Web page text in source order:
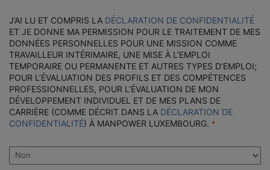
J’AI LU ET COMPRIS LA DÉCLARATION DE CONFIDENTIALITÉ
ET JE DONNE MA PERMISSION POUR LE TRAITEMENT DE MES
DONNÉES PERSONNELLES POUR UNE MISSION COMME
TRAVAILLEUR INTÉRIMAIRE, UNE MISE À L’EMPLOI
TEMPORAIRE OU PERMANENTE ET AUTRES TYPES D’EMPLOI;
POUR L’ÉVALUATION DES PROFILS ET DES COMPÉTENCES
PROFESSIONNELLES, POUR L’ÉVALUATION DE MON
DÉVELOPPEMENT INDIVIDUEL ET DE MES PLANS DE
CARRIÈRE (COMME DÉCRIT DANS LA DÉCLARATION DE
CONFIDENTIALITÉ) À MANPOWER LUXEMBOURG.